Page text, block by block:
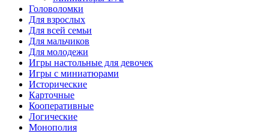
Головоломки
Для взрослых
Для всей семьи
Для мальчиков
Для молодежи
Игры настольные для девочек
Игры с миниатюрами
Исторические
Карточные
Кооперативные
Логические
Монополия